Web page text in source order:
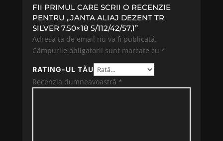
FII PRIMUL CARE SCRII O RECENZIE
PENTRU „JANTA ALIAJ DEZENT TR
SILVER 7.50×18 5/112/42/57,1”
Adresa ta de email nu va fi publicată.
Câmpurile obligatorii sunt marcate cu *
RATING-UL TĂU
Recenzia dumneavoastră *